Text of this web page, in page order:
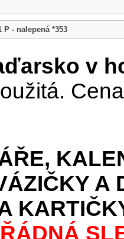
P - nalepená *353
v
A